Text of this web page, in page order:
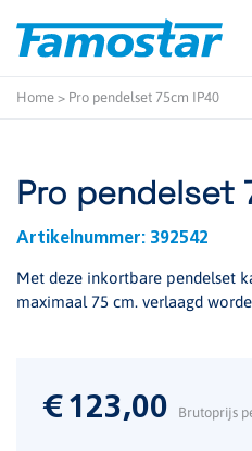
content
Home > Pro pendelset 75cm IP40
Pro pendelset
Artikelnummer: 392542
Met deze inkortbare pendelset
maximaal 75 cm. verlaagd
€ 123,00 Brutoprijs